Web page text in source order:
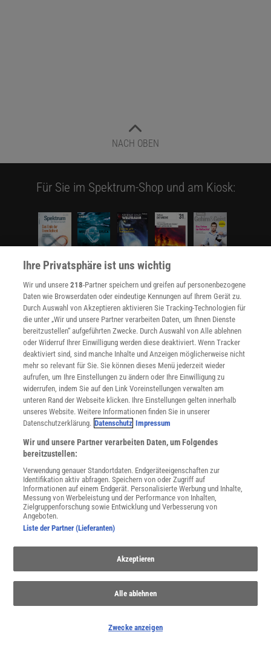
NACH OBEN
Für Sie im Spektrum-Shop und am Kiosk:
WEITERE NEUERSCHEINUNGEN SPEKTRUM SHOP
Spektrum.de-Newsletter abonnieren
JETZT ANMELDEN!
Sie können unsere Newsletter jederzeit wieder abbestellen. Infos zu unserem Umgang
mit Ihren personenbezogenen Daten finden Sie in unserer
Datenschutzerklärung .
SERVICES
Newsletter
Kontakt
Spektrum Shop
Im Handel kaufen
Presse
Verträge kündigen
Mediadaten
Ihre Privatsphäre ist uns wichtig
Wir und unsere218-Partner speichern und greifen auf personenbezogene
Daten wie Browserdaten oder eindeutige Kennungen auf Ihrem Gerät zu.
Durch Auswahl von Akzeptieren aktivieren Sie Tracking-Technologien für
die unter „Wir und unsere Partner verarbeiten Daten, um Ihnen Dienste
bereitzustellen“ aufgeführten Zwecke. Durch Auswahl von Alle ablehnen
oder Widerruf Ihrer Einwilligung werden diese deaktiviert. Wenn Tracker
deaktiviert sind, sind manche Inhalte und Anzeigen möglicherweise nicht
mehr so relevant für Sie. Sie können dieses Menü jederzeit wieder
aufrufen, um Ihre Einstellungen zu ändern oder Ihre Einwilligung zu
widerrufen, indem Sie auf den Link Voreinstellungen verwalten am
unteren Rand der Webseite klicken. Ihre Einstellungen gelten innerhalb
unseres Website. Weitere Informationen finden Sie in unserer
Datenschutzerklärung. Datenschutz Impressum
Wir und unsere Partner verarbeiten Daten, um Folgendes
bereitzustellen:
Verwendung genauer Standortdaten. Endgeräteeigenschaften zur
Identifikation aktiv abfragen. Speichern von oder Zugriff auf
Informationen auf einem Endgerät. Personalisierte Werbung und Inhalte,
Messung von Werbeleistung und der Performance von Inhalten,
Zielgruppenforschung sowie Entwicklung und Verbesserung von
Angeboten.
Liste der Partner (Lieferanten)
Akzeptieren
Alle ablehnen
Zwecke anzeigen